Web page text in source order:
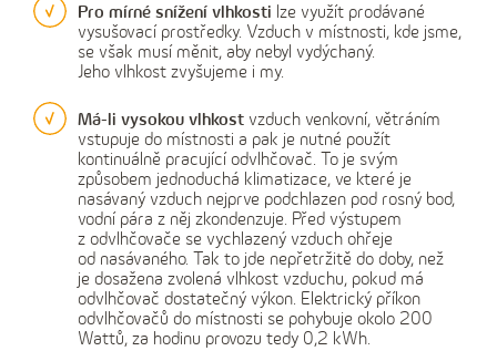
Pro mírné snížení vlhkosti lze využít prodávané
vysušovací prostředky. Vzduch v místnosti, kde jsme,
se však musí měnit, aby nebyl vydýchaný.
Jeho vlhkost zvyšujeme i my.
Má-li vysokou vlhkost vzduch venkovní, větráním
vstupuje do místnosti a pak je nutné použít
kontinuálně pracující odvlhčovač. To je svým
způsobem jednoduchá klimatizace, ve které je
nasávaný vzduch nejprve podchlazen pod rosný bod,
vodní pára z něj zkondenzuje. Před výstupem
z odvlhčovače se vychlazený vzduch ohřeje
od nasávaného. Tak to jde nepřetržitě do doby, než
je dosažena zvolená vlhkost vzduchu, pokud má
odvlhčovač dostatečný výkon. Elektrický příkon
odvlhčovačů do místnosti se pohybuje okolo 200
Wattů, za hodinu provozu tedy 0,2 kWh.